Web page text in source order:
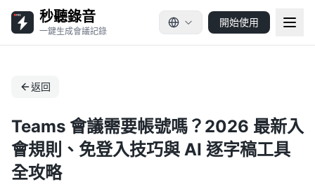
秒聽錄音
一鍵生成會議記錄
開始使用
返回
Teams 會議需要帳號嗎？2026 最新入
會規則、免登入技巧與 AI 逐字稿工具
全攻略